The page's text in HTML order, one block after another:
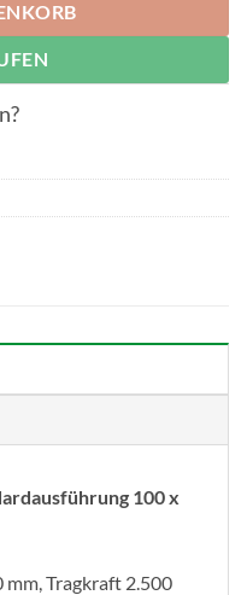
100 x
mm, Tragkraft 2.500